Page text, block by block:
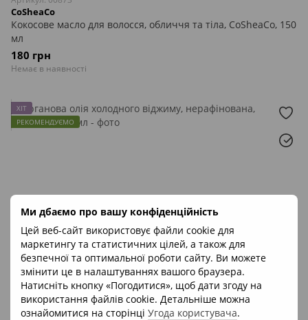
Ми дбаємо про вашу конфіденційність
Цей веб-сайт використовує файли cookie для
маркетингу та статистичних цілей, а також для
безпечної та оптимальної роботи сайту. Ви можете
змінити це в налаштуваннях вашого браузера.
Натисніть кнопку «Погодитися», щоб дати згоду на
використання файлів cookie. Детальніше можна
ознайомитися на сторінці Угода користувача.
CoSheaCo
Кокосове масло для волосся, обличчя та тіла, CoSheaCo, 150
мл
180 грн
Немає в наявності
ХІТ
РЕКОМЕНДУЄМО